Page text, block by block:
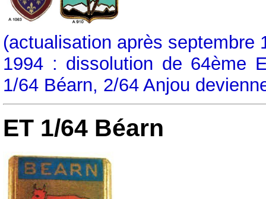
(actualisation après septembre
1994 : dissolution de 64ème
1/64 Béarn, 2/64 Anjou
ET 1/64 Béarn